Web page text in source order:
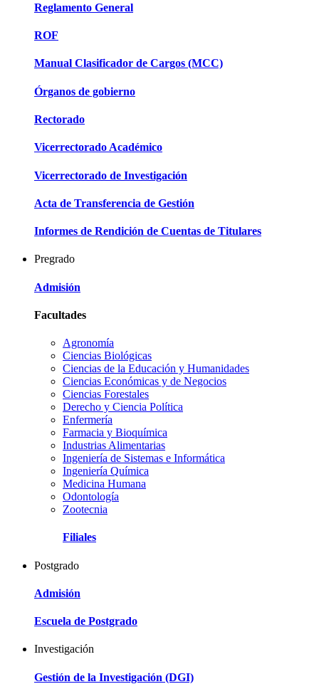
Reglamento General
ROF
Manual Clasificador de Cargos (MCC)
Órganos de gobierno
Rectorado
Vicerrectorado Académico
Vicerrectorado de Investigación
Acta de Transferencia de Gestión
Informes de Rendición de Cuentas de Titulares
Pregrado
Admisión
Facultades
Agronomía
Ciencias Biológicas
Ciencias de la Educación y Humanidades
Ciencias Económicas y de Negocios
Ciencias Forestales
Derecho y Ciencia Política
Enfermería
Farmacia y Bioquímica
Industrias Alimentarias
Ingeniería de Sistemas e Informática
Ingeniería Química
Medicina Humana
Odontología
Zootecnia
Filiales
Postgrado
Admisión
Escuela de Postgrado
Investigación
Gestión de la Investigación (DGI)